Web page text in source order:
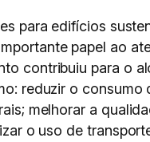
para edifícios
papel ao
contribuiu para o
reduzir o consumo
melhorar a
o uso de